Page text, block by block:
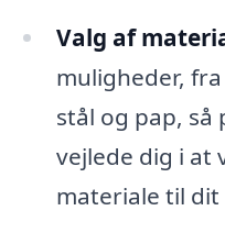
Valg af
muligheder,
stål og pap, så
vejlede dig i at
materiale til dit